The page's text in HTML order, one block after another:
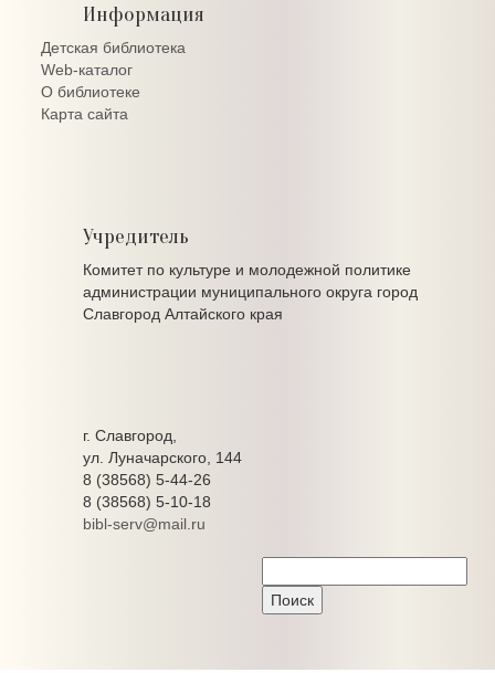
Информация
Детская библиотека
Web-каталог
О библиотеке
Карта сайта
Учредитель
Комитет по культуре и молодежной политике
администрации муниципального округа город
Славгород Алтайского края
г. Славгород,
ул. Луначарского, 144
8 (38568) 5-44-26
8 (38568) 5-10-18
bibl-serv@mail.ru